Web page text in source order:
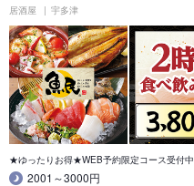
居酒屋 宇多津
★ゆったりお得★WEB予約限定コース受付中
2001～3000円